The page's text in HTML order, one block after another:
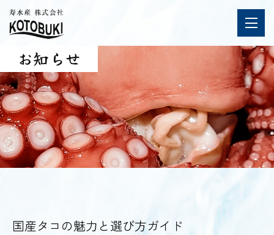
お知らせ
国産タコの魅力と選び方ガイド